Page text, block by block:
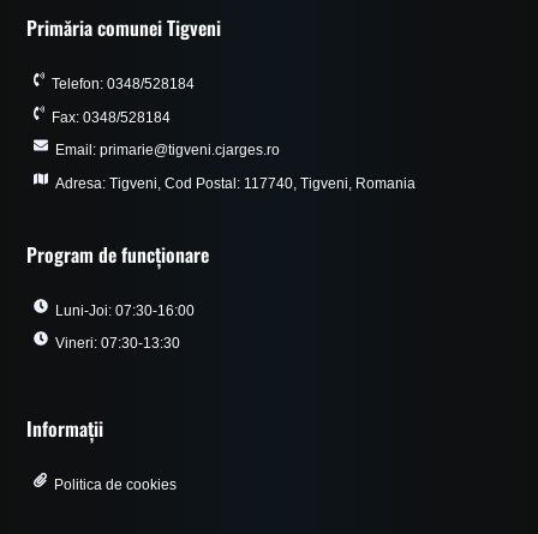
Primăria comunei Tigveni
Telefon: 0348/528184
Fax: 0348/528184
Email: primarie@tigveni.cjarges.ro
Adresa: Tigveni, Cod Postal: 117740, Tigveni, Romania
Program de funcționare
Luni-Joi: 07:30-16:00
Vineri: 07:30-13:30
Informații
Politica de cookies